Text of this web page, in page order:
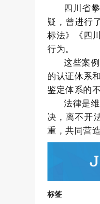
四川省
疑，曾进行
标法》《四
行为。
这些案
的认证体系
鉴定体系的
法律是
决，离不开
重，共同营
标签